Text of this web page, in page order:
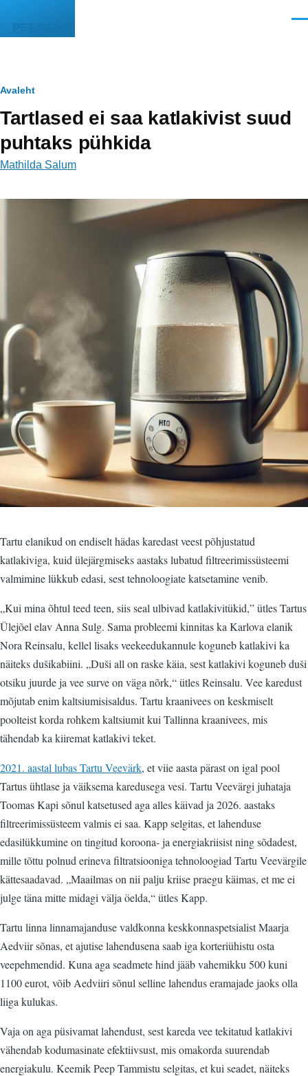
PEEGEL
Leivapuru
Avaleht
Tartlased ei saa katlakivist suud
puhtaks pühkida
Mathilda Salum
Tartu elanikud on endiselt hädas karedast veest põhjustatud
katlakiviga, kuid ülejärgmiseks aastaks lubatud filtreerimissüsteemi
valmimine lükkub edasi, sest tehnoloogiate katsetamine venib.
„Kui mina õhtul teed teen, siis seal ulbivad katlakivitükid,” ütles Tartus
Ülejõel elav Anna Sulg. Sama probleemi kinnitas ka Karlova elanik
Nora Reinsalu, kellel lisaks veekeedukannule koguneb katlakivi ka
näiteks dušikabiini. „Duši all on raske käia, sest katlakivi koguneb duši
otsiku juurde ja vee surve on väga nõrk,“ ütles Reinsalu. Vee karedust
mõjutab enim kaltsiumisisaldus. Tartu kraanivees on keskmiselt
poolteist korda rohkem kaltsiumit kui Tallinna kraanivees, mis
tähendab ka kiiremat katlakivi teket.
2021. aastal lubas Tartu Veevärk, et viie aasta pärast on igal pool
Tartus ühtlase ja väiksema karedusega vesi. Tartu Veevärgi juhataja
Toomas Kapi sõnul katsetused aga alles käivad ja 2026. aastaks
filtreerimissüsteem valmis ei saa. Kapp selgitas, et lahenduse
edasilükkumine on tingitud koroona- ja energiakriisist ning sõdadest,
mille tõttu polnud erineva filtratsiooniga tehnoloogiad Tartu Veevärgile
kättesaadavad. „Maailmas on nii palju kriise praegu käimas, et me ei
julge täna mitte midagi välja öelda,“ ütles Kapp.
Tartu linna linnamajanduse valdkonna keskkonnaspetsialist Maarja
Aedviir sõnas, et ajutise lahendusena saab iga korteriühistu osta
veepehmendid. Kuna aga seadmete hind jääb vahemikku 500 kuni
1100 eurot, võib Aedviiri sõnul selline lahendus eramajade jaoks olla
liiga kulukas.
Vaja on aga püsivamat lahendust, sest kareda vee tekitatud katlakivi
vähendab kodumasinate efektiivsust, mis omakorda suurendab
energiakulu. Keemik Peep Tammistu selgitas, et kui seadet, näiteks